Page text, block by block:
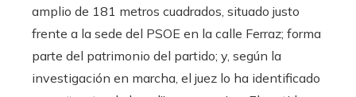
amplio de 181 metros cuadrados, situado justo
frente a la sede del PSOE en la calle Ferraz; forma
parte del patrimonio del partido; y, según la
investigación en marcha, el juez lo ha identificado